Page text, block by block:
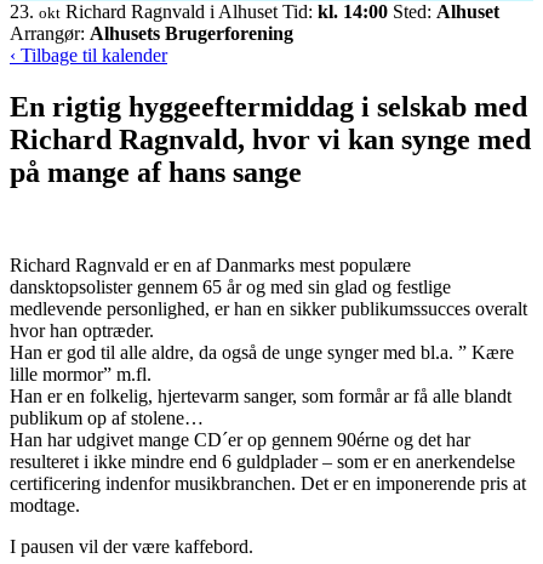
23. okt Richard Ragnvald i Alhuset Tid: kl. 14:00 Sted: Alhuset
Arrangør: Alhusets Brugerforening
‹ Tilbage til kalender
En rigtig hyggeeftermiddag i selskab med
Richard Ragnvald, hvor vi kan synge med
på mange af hans sange
Richard Ragnvald er en af Danmarks mest populære
dansktopsolister gennem 65 år og med sin glad og festlige
medlevende personlighed, er han en sikker publikumssucces overalt
hvor han optræder.
Han er god til alle aldre, da også de unge synger med bl.a. ” Kære
lille mormor” m.fl.
Han er en folkelig, hjertevarm sanger, som formår ar få alle blandt
publikum op af stolene…
Han har udgivet mange CD´er op gennem 90érne og det har
resulteret i ikke mindre end 6 guldplader – som er en anerkendelse
certificering indenfor musikbranchen. Det er en imponerende pris at
modtage.
I pausen vil der være kaffebord.